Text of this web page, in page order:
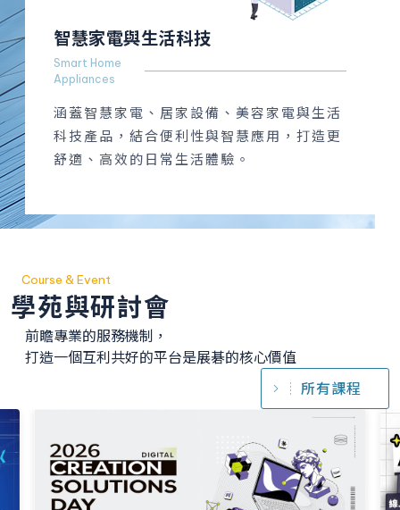
智慧家電與生活科技
Smart Home
Appliances
涵蓋智慧家電、居家設備、美容家電與生活
科技產品，結合便利性與智慧應用，打造更
舒適、高效的日常生活體驗。
Course & Event
學苑與研討會
前瞻專業的服務機制，
打造一個互利共好的平台是展碁的核心價值
所有課程